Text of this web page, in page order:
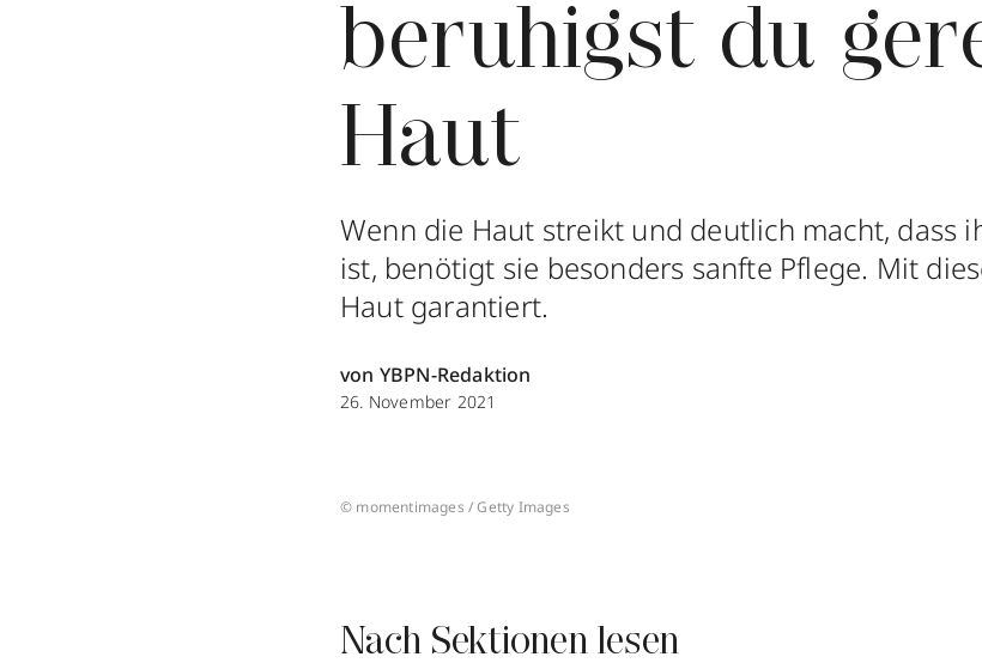
beruhigst du
Haut
Wenn die Haut streikt und deutlich macht, dass
ist, benötigt sie besonders sanfte Pflege. Mit
Haut garantiert.
von YBPN-Redaktion
26. November 2021
© momentimages / Getty Images
Nach Sektionen lesen